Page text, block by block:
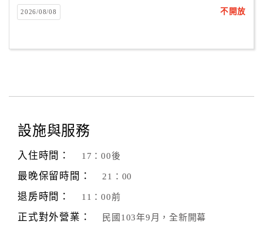
房
Q&A
請
款
據
2026/08/08 不開放
設施與服務
入住時間： 17：00後
最晚保留時間： 21：00
退房時間： 11：00前
正式對外營業： 民國103年9月，全新開幕